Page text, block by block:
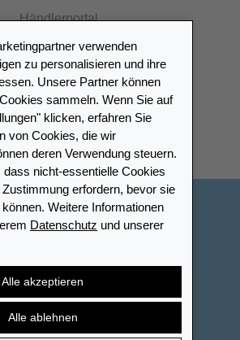
Händlerportal
Leuchtturm Händler finden
verwenden
zu personalisieren und ihre
Unsere Partner können
sammeln. Wenn Sie auf
klicken, erfahren Sie
von Cookies, die wir
deren Verwendung steuern.
dass nicht-essentielle Cookies
erfordern, bevor sie
Weitere Informationen
Datenschutz und unserer
Alle akzeptieren
Alle ablehnen
Deutschland
Vertrag widerrufen